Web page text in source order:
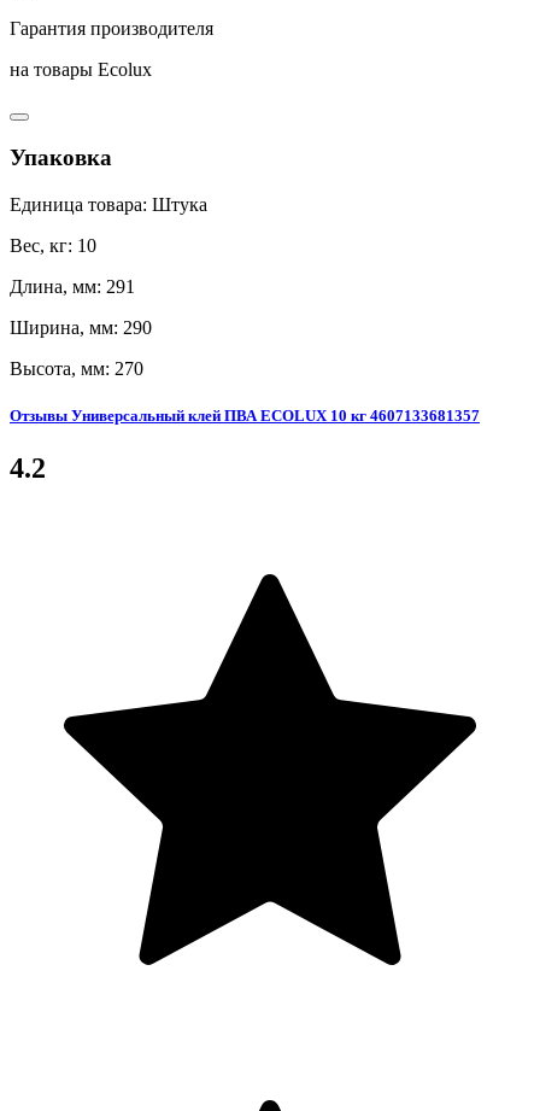
Гарантия производителя
на товары Ecolux
Упаковка
Единица товара: Штука
Вес, кг: 10
Длина, мм: 291
Ширина, мм: 290
Высота, мм: 270
Отзывы Универсальный клей ПВА ECOLUX 10 кг 4607133681357
4.2